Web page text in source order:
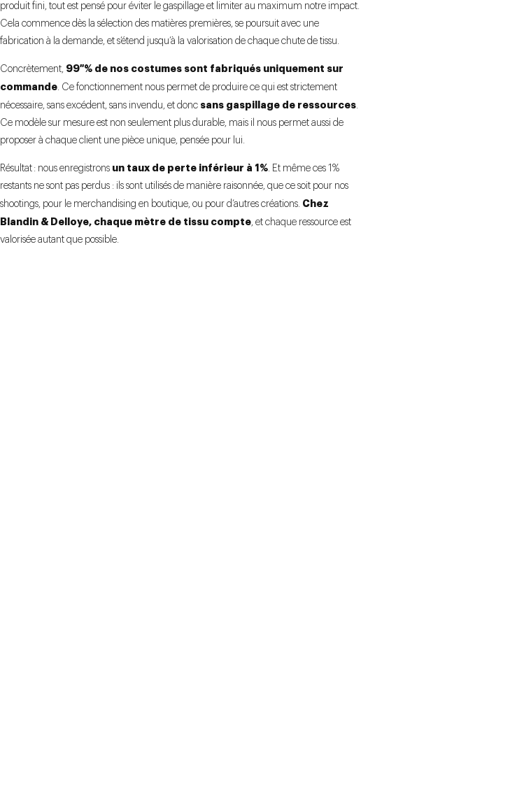
produit fini, tout est pensé pour éviter le gaspillage et limiter au maximum notre impact.
Cela commence dès la sélection des matières premières, se poursuit avec une
fabrication à la demande, et s’étend jusqu’à la valorisation de chaque chute de tissu.
Concrètement, 99 % de nos costumes sont fabriqués uniquement sur
commande. Ce fonctionnement nous permet de produire ce qui est strictement
nécessaire, sans excédent, sans invendu, et donc sans gaspillage de ressources.
Ce modèle sur mesure est non seulement plus durable, mais il nous permet aussi de
proposer à chaque client une pièce unique, pensée pour lui.
Résultat : nous enregistrons un taux de perte inférieur à 1%. Et même ces 1%
restants ne sont pas perdus : ils sont utilisés de manière raisonnée, que ce soit pour nos
shootings, pour le merchandising en boutique, ou pour d’autres créations. Chez
Blandin & Delloye, chaque mètre de tissu compte, et chaque ressource est
valorisée autant que possible.